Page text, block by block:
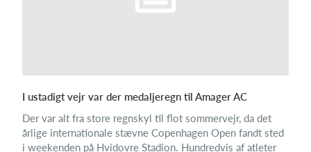
I ustadigt vejr var der medaljeregn til Amager AC
Der var alt fra store regnskyl til flot sommervejr, da det
årlige internationale stævne Copenhagen Open fandt sted
i weekenden på Hvidovre Stadion. Hundredvis af atleter